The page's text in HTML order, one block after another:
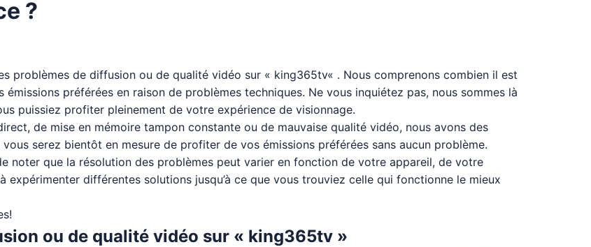
?
problèmes de diffusion ou de qualité vidéo sur « king365tv« . Nous comprenons combien il est
préférées en raison de problèmes techniques. Ne vous inquiétez pas, nous sommes là
puissiez profiter pleinement de votre expérience de visionnage.
de mise en mémoire tampon constante ou de mauvaise qualité vidéo, nous avons des
serez bientôt en mesure de profiter de vos émissions préférées sans aucun problème.
noter que la résolution des problèmes peut varier en fonction de votre appareil, de votre
expérimenter différentes solutions jusqu’à ce que vous trouviez celle qui fonctionne le mieux
ou de qualité vidéo sur « king365tv »